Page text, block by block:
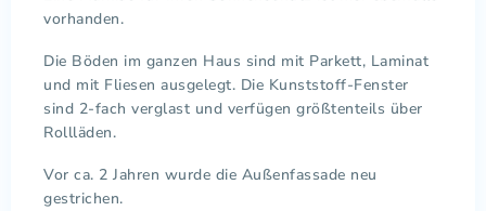
vorhanden.
Die Böden im ganzen Haus sind mit Parkett, Laminat
und mit Fliesen ausgelegt. Die Kunststoff-Fenster
sind 2-fach verglast und verfügen größtenteils über
Rollläden.
Vor ca. 2 Jahren wurde die Außenfassade neu
gestrichen.